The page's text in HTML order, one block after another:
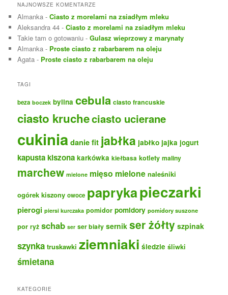
NAJNOWSZE KOMENTARZE
Almanka -Ciasto z morelami na zsiadłym mleku
Aleksandra 44 -Ciasto z morelami na zsiadłym mleku
Takie tam o gotowaniu -Gulasz wieprzowy z marynaty
Almanka - Proste ciasto z rabarbarem na oleju
Agata - Proste ciasto z rabarbarem na oleju
TAGI
beza boczek bylina cebula ciasto francuskie
ciasto krucheciasto ucierane
cukiniadanie fit jabłka jabłko jajka jogurt
kapusta kiszona karkówka kiełbasa kotlety maliny
marchew mielone mięso mielone naleśniki
ogórek kiszony owoce paprykapieczarki
pierogi piersi kurczaka pomidor pomidory pomidory suszone
por ryż schab ser ser biały sernik ser żółty szpinak
szynka truskawki ziemniaki śledzie śliwki
śmietana
KATEGORIE